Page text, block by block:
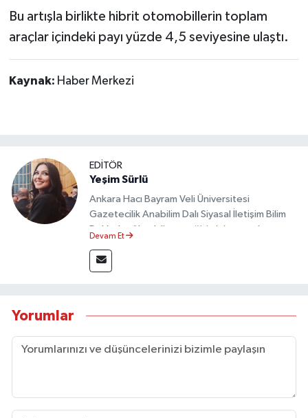
Bu artışla birlikte hibrit otomobillerin toplam
araçlar içindeki payı yüzde 4,5 seviyesine ulaştı.
Kaynak: Haber Merkezi
EDİTÖR
Yeşim Sürlü
Ankara Hacı Bayram Veli Üniversitesi
Gazetecilik Anabilim Dalı Siyasal İletişim Bilim
Dalı’nda yüksek lisans eğitimini tamamlamıştır.
akademik çalışmalar gerçekleştirmiştir.
Taşköprü Postası internet haber sitesinde
Devam Et
Yorumlar